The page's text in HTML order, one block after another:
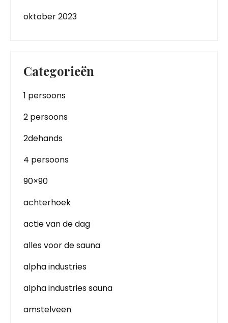
oktober 2023
Categorieën
1 persoons
2 persoons
2dehands
4 persoons
90×90
achterhoek
actie van de dag
alles voor de sauna
alpha industries
alpha industries sauna
amstelveen